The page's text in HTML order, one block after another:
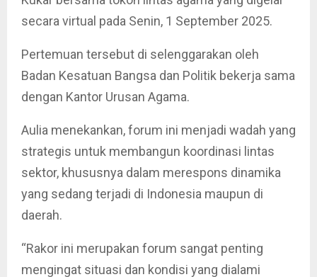
secara virtual pada Senin, 1 September 2025.
Pertemuan tersebut di selenggarakan oleh
Badan Kesatuan Bangsa dan Politik bekerja sama
dengan Kantor Urusan Agama.
Aulia menekankan, forum ini menjadi wadah yang
strategis untuk membangun koordinasi lintas
sektor, khususnya dalam merespons dinamika
yang sedang terjadi di Indonesia maupun di
daerah.
“Rakor ini merupakan forum sangat penting
mengingat situasi dan kondisi yang dialami